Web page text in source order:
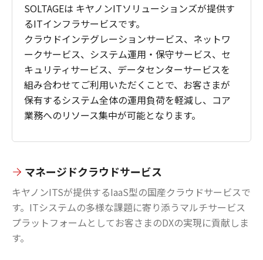
SOLTAGEは キヤノンITソリューションズが提供す
るITインフラサービスです。
クラウドインテグレーションサービス、ネットワ
ークサービス、システム運用・保守サービス、セ
キュリティサービス、データセンターサービスを
組み合わせてご利用いただくことで、お客さまが
保有するシステム全体の運用負荷を軽減し、コア
業務へのリソース集中が可能となります。
マネージドクラウドサービス
キヤノンITSが提供するIaaS型の国産クラウドサービスで
す。ITシステムの多様な課題に寄り添うマルチサービス
プラットフォームとしてお客さまのDXの実現に貢献しま
す。